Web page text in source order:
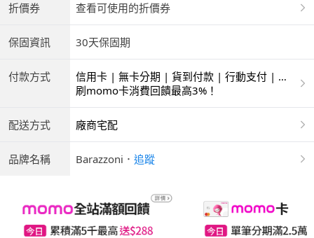
折價券 查看可使用的折價券
保固資訊 30天保固期
付款方式
信用卡 | 無卡分期 | 貨到付款 | 行動支付 | 超
商付款 | 銀聯卡
刷momo卡消費回饋最高3%！
配送方式 廠商宅配
品牌名稱 Barazzoni ． 追蹤